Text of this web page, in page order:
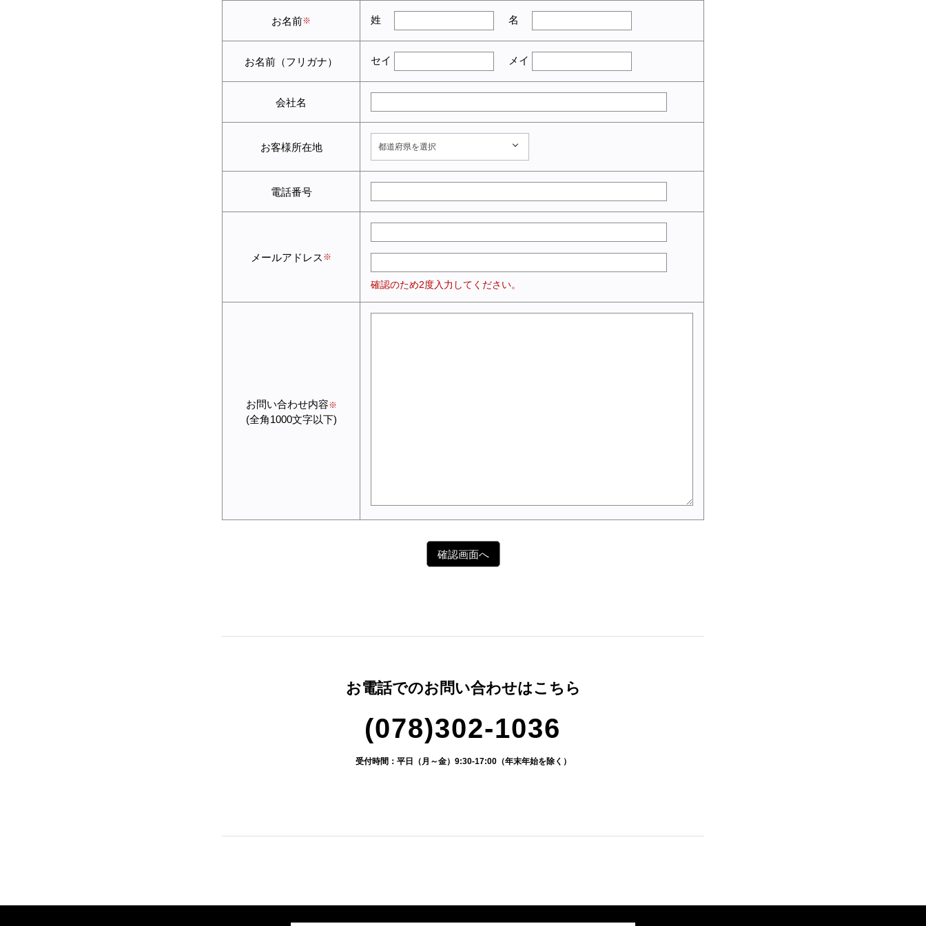
お名前 姓 名
お名前（フリガナ） セイ メイ
会社名
お客様所在地 都道府県を選択
電話番号
メールアドレス
確認のため2度入力してください。
お問い合わせ内容
(全角1000文字以下)
お電話でのお問い合わせはこちら
(078)302-1036
受付時間：平日（月～金）9:30-17:00（年末年始を除く）